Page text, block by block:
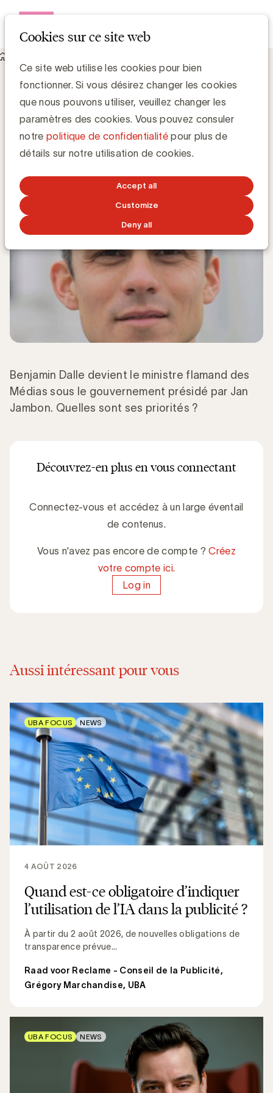
Cookies sur ce site web
Ce site web utilise les cookies pour bien
fonctionner. Si vous désirez changer les cookies
que nous pouvons utiliser, veuillez changer les
paramètres des cookies. Vous pouvez consuler
notre politique de confidentialitépour plus de
détails sur notre utilisation de cookies.
Accept all
Customize
Deny all
Benjamin Dalle, nouveau ministre flamand des Médias
Benjamin Dalle, nouveau ministre
flamand des Médias
Chris Van Roey
Benjamin Dalle devient le ministre flamand des
Médias sous le gouvernement présidé par Jan
Jambon. Quelles sont ses priorités ?
Découvrez-en plus en vous connectant
Connectez-vous et accédez à un large éventail
de contenus.
Vous n'avez pas encore de compte ?Créez
votre compte ici.
Log in
Aussi intéressant pour vous
Quand est-ce obligatoire d’indiquer
l’utilisation de l’IA dans la publicité ?
À partir du 2 août 2026, de nouvelles obligations de
transparence prévue...
4 AOÛT 2026
Raad voor Reclame - Conseil de la Publicité,
Grégory Marchandise, UBA
UBA FOCUS NEWS
UBA FOCUS NEWS